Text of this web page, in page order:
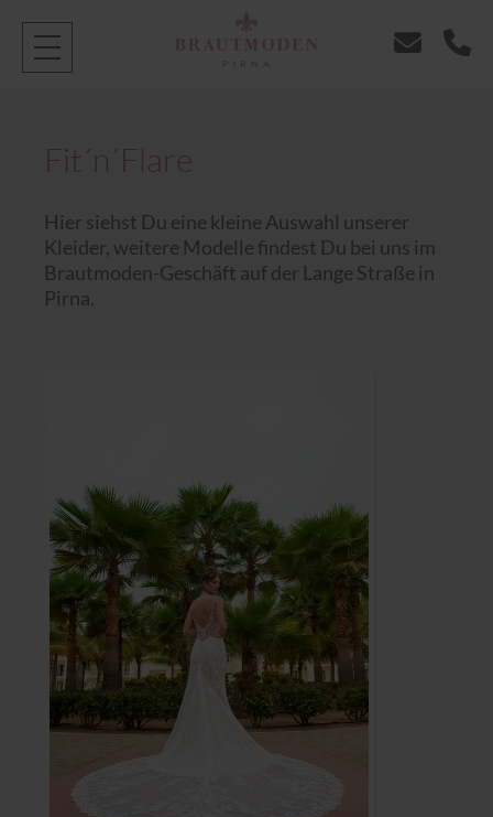
Fit´n´Flare
Hier siehst Du eine kleine Auswahl unserer
Kleider, weitere Modelle findest Du bei uns im
Brautmoden-Geschäft auf der Lange Straße in
Pirna.